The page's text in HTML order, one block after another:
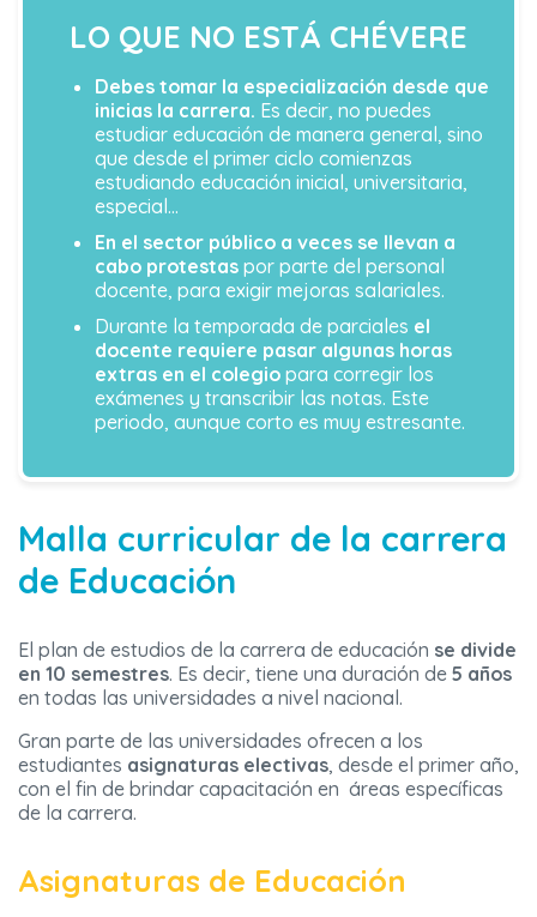
LO QUE NO ESTÁ CHÉVERE
Debes tomar la especialización desde que
inicias la carrera. Es decir, no puedes
estudiar educación de manera general, sino
que desde el primer ciclo comienzas
estudiando educación inicial, universitaria,
especial…
En el sector público a veces se llevan a
cabo protestas por parte del personal
docente, para exigir mejoras salariales.
Durante la temporada de parciales el
docente requiere pasar algunas horas
extras en el colegio para corregir los
exámenes y transcribir las notas. Este
periodo, aunque corto es muy estresante.
Malla curricular de la carrera
de Educación
El plan de estudios de la carrera de educación se divide
en 10 semestres. Es decir, tiene una duración de 5 años
en todas las universidades a nivel nacional.
Gran parte de las universidades ofrecen a los
estudiantes asignaturas electivas, desde el primer año,
con el fin de brindar capacitación en áreas específicas
de la carrera.
Asignaturas de Educación